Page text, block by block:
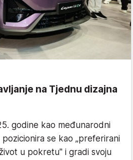
na Tjednu dizajna
godine kao međunarodni
se kao „preferirani
u pokretu" i gradi svoju